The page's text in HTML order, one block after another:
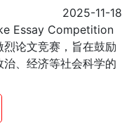
2025-11-18
Essay Competition
论文竞赛，旨在鼓励
、经济等社会科学的